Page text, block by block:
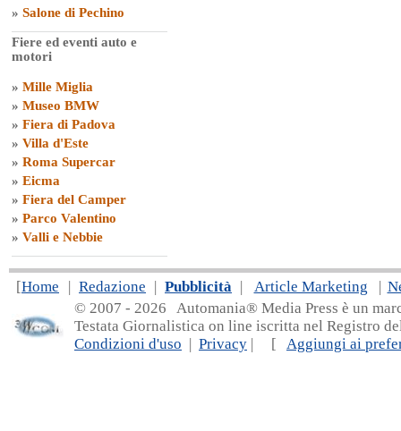
» Salone di Pechino
Fiere ed eventi auto e
motori
» Mille Miglia
» Museo BMW
» Fiera di Padova
» Villa d'Este
» Roma Supercar
» Eicma
» Fiera del Camper
» Parco Valentino
» Valli e Nebbie
[Home | Redazione | Pubblicità | Article Marketing |
© 2007 - 2026 Automania® Media Press è un
Testata Giornalistica on line iscritta nel Registro
Condizioni d'uso | Privacy | [ Aggiungi ai